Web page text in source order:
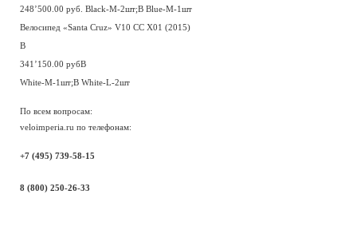
248’500.00 руб. Black-M-2шт;В Blue-M-1шт
Велосипед «Santa Cruz» V10 CC X01 (2015)
В
341’150.00 рубВ
White-M-1шт;В White-L-2шт
По всем вопросам:
veloimperia.ru по телефонам:
+7 (495) 739-58-15
8 (800) 250-26-33